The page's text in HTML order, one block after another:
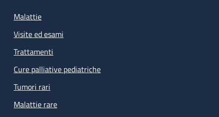
Malattie
Visite ed esami
Trattamenti
Cure palliative pediatriche
Tumori rari
Malattie rare